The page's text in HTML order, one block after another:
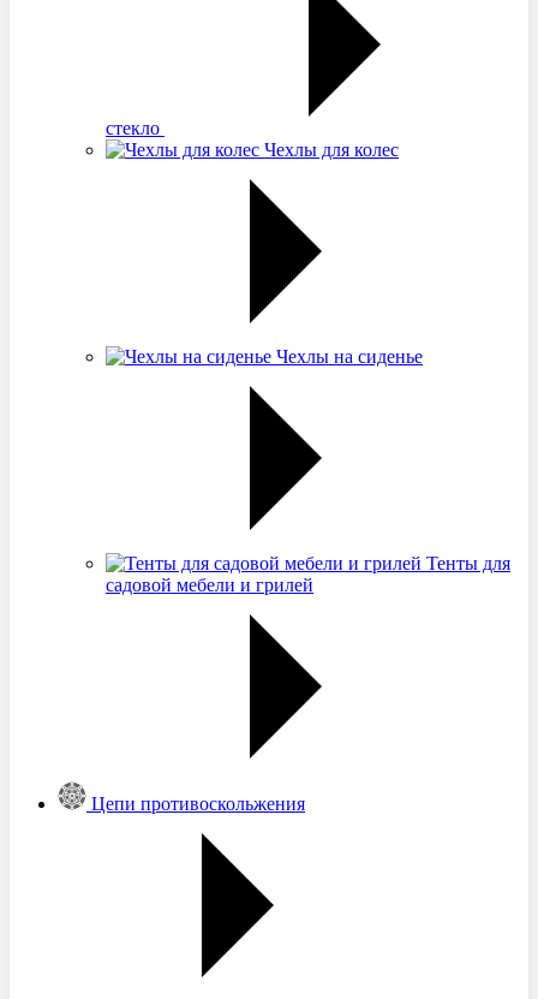
стекло
Чехлы для колес
Чехлы на сиденье
Тенты для
садовой мебели и грилей
Цепи противоскольжения